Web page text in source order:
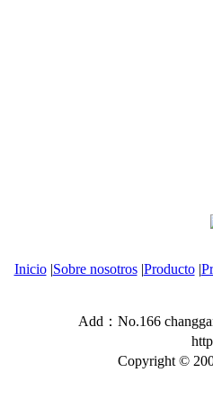
Inicio|Sobre nosotros|Producto|
Add：No.166
Copyright ©